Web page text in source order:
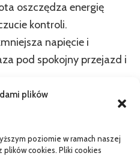
plików
poziomie w ramach naszej
cookies. Pliki cookies
oszczędza energię
kontroli.
napięcie i
pod spokojny przejazd i
egzamin w